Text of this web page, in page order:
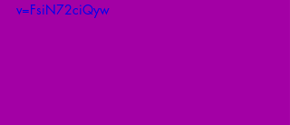
v=FsiN72ciQyw